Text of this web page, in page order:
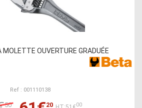
OUVERTURE GRADUÉE
Ref : 001110138
50 20 00